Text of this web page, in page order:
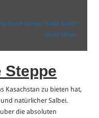
Street Scenes Travel Guide“
direkt öffnen
Steppe
Kasachstan zu bieten hat,
natürlicher Salbei.
die absoluten